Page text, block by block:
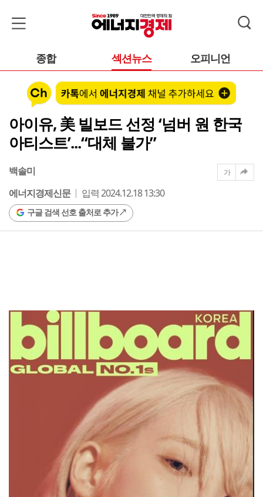
종합 섹션뉴스 오피니언
아이유, 美 빌보드 선정 ‘넘버 원 한국
아티스트’...“대체 불가”
백솔미
에너지경제신문
입력 2024.12.18 13:30
구글 검색 선호 출처로 추가
가